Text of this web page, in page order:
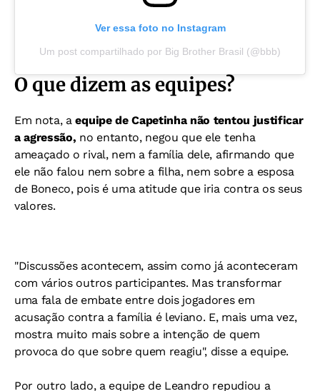
Ver essa foto no Instagram
Um post compartilhado por Big Brother Brasil (@bbb)
O que dizem as equipes?
Em nota, aequipe de Capetinha não tentou justificar
a agressão, no entanto, negou que ele tenha
ameaçado o rival, nem afamília dele, afirmando que
ele não falou nem sobre a filha, nem sobre a esposa
de Boneco, pois é uma atitude que iria contra os seus
valores.
"Discussões acontecem, assim como já aconteceram
com vários outros participantes. Mas transformar
uma fala de embate entre dois jogadores em
acusação contra a família é leviano. E, mais uma vez,
mostra muito mais sobre a intenção de quem
provoca do que sobre quem reagiu", disse a equipe.
Por outro lado, a equipe de Leandro repudiou a